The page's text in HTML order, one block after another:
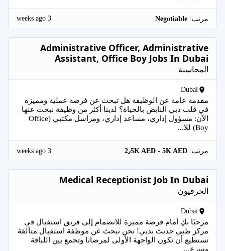
مرتب: 3 weeks ago
Administrative Officer, Administrative
Assistant, Office Boy Jobs In Dubai
المحاسبة
Dubai
مقدمة عامة عن الوظيفة هل تبحث عن فرصة عملية ومميزة
في قلب دبي النابض بالحياة؟ لدينا أكثر من وظيفة نبحث عنها
الآن: مسؤول إداري، مساعد إداري، ومراسل مكتبي (Office
Boy) للا...
مرتب: 3 weeks ago
Medical Receptionist Job In Dubai
الحرفيون
Dubai
مرحبًا بكِ أمام فرصة مميزة للانضمام إلى فريق استقبال في
مركز طبي حديث بدبي! نحن نبحث عن موظفة استقبال متألقة
تستطيع أن تكون الواجهة الأولى لمرضانا وتجمع بين اللباقة
وسرع...